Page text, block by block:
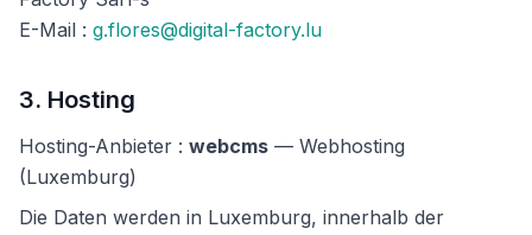
E-Mail : g.flores@digital-factory.lu
3. Hosting
Hosting-Anbieter : webcms — Webhosting
(Luxemburg)
Die Daten werden in Luxemburg, innerhalb der